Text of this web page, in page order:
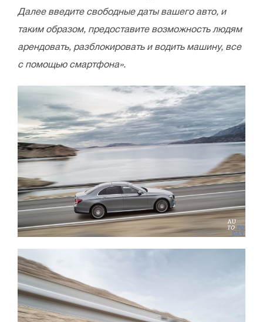
Далее введите свободные даты вашего авто, и
таким образом, предоставите возможность людям
арендовать, разблокировать и водить машину, все
с помощью смартфона».